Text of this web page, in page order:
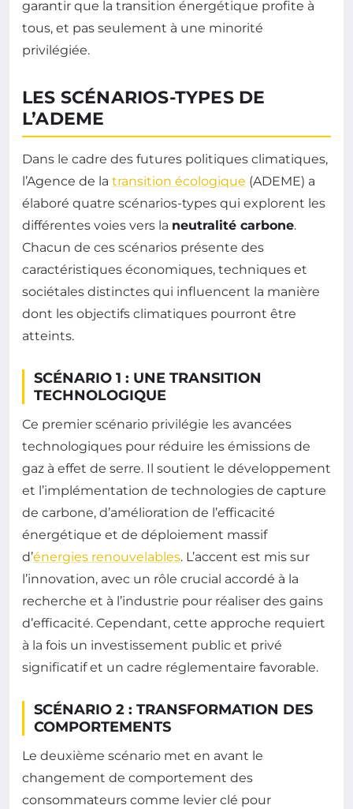
garantir que la transition énergétique profite à
tous, et pas seulement à une minorité
privilégiée.
LES SCÉNARIOS-TYPES DE
L’ADEME
Dans le cadre des futures politiques climatiques,
l’Agence de la transition écologique (ADEME) a
élaboré quatre scénarios-types qui explorent les
différentes voies vers la neutralité carbone.
Chacun de ces scénarios présente des
caractéristiques économiques, techniques et
sociétales distinctes qui influencent la manière
dont les objectifs climatiques pourront être
atteints.
SCÉNARIO 1 : UNE TRANSITION
TECHNOLOGIQUE
Ce premier scénario privilégie les avancées
technologiques pour réduire les émissions de
gaz à effet de serre. Il soutient le développement
et l’implémentation de technologies de capture
de carbone, d’amélioration de l’efficacité
énergétique et de déploiement massif
d’énergies renouvelables. L’accent est mis sur
l’innovation, avec un rôle crucial accordé à la
recherche et à l’industrie pour réaliser des gains
d’efficacité. Cependant, cette approche requiert
à la fois un investissement public et privé
significatif et un cadre réglementaire favorable.
SCÉNARIO 2 : TRANSFORMATION DES
COMPORTEMENTS
Le deuxième scénario met en avant le
changement de comportement des
consommateurs comme levier clé pour